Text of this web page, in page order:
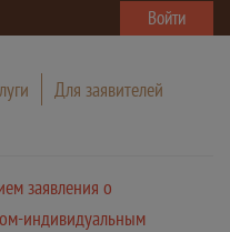
Войти
Для заявителей
заявления о
индивидуальным